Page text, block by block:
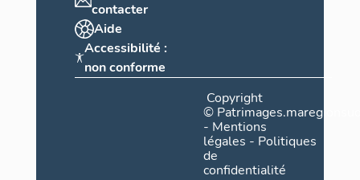
contacter
Aide
Accessibilité :
non conforme
Copyright
©
- Mentions
légales - Politiques
de
confidentialité